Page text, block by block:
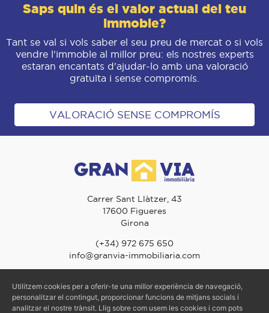
Saps quin és el valor actual del teu
immoble?
Tant se val si vols saber el seu preu de mercat o si vols
vendre l'immoble al millor preu: els nostres experts
estaran encantats d'ajudar-lo amb una valoració
gratuïta i sense compromís.
VALORACIÓ SENSE COMPROMÍS
Carrer Sant Llàtzer, 43
17600 Figueres
Girona
(+34) 972 675 650
info@granvia-immobiliaria.com
© 2026 Gran Via Immobiliària - TOTS ELS DRETS RESERVATS
Avís Legal-Política de Privacitat-Política de Cookies
Utilitzem cookies per a oferir-te una millor experiència de navegació,
personalitzar el contingut, proporcionar funcions de mitjans socials i
analitzar el nostre trànsit. Llig sobre com usem les cookies i com pots